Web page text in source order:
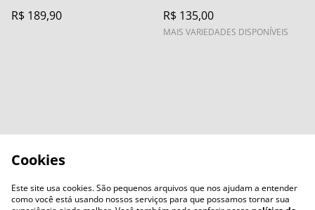
R$ 189,90
R$ 135,00
MAIS VARIEDADES DISPONÍVEIS
Cookies
Este site usa cookies. São pequenos arquivos que nos ajudam a entender
como você está usando nossos serviços para que possamos tornar sua